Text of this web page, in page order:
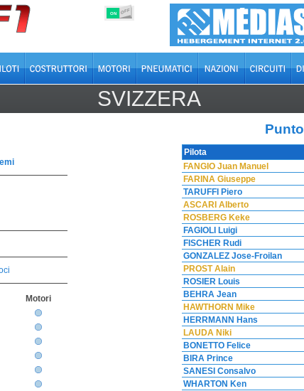
ON OFF
SVIZZERA
Motori
Punto
Pilota
FANGIO Juan Manuel
FARINA Giuseppe
TARUFFI Piero
ASCARI Alberto
ROSBERG Keke
FAGIOLI Luigi
FISCHER Rudi
GONZALEZ Jose-Froilan
PROST Alain
ROSIER Louis
BEHRA Jean
HAWTHORN Mike
HERRMANN Hans
LAUDA Niki
BONETTO Felice
BIRA Prince
SANESI Consalvo
WHARTON Ken